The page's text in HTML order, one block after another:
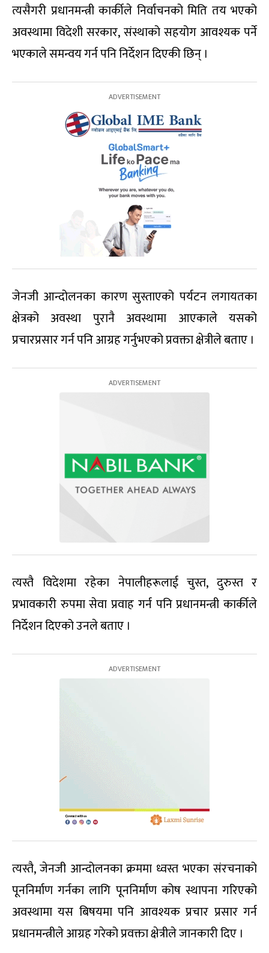
त्यसैगरी प्रधानमन्त्री कार्कीले निर्वाचनको मिति तय भएको
अवस्थामा विदेशी सरकार, संस्थाको सहयोग आवश्यक पर्ने
भएकाले समन्वय गर्न पनि निर्देशन दिएकी छिन् ।
जेनजी आन्दोलनका कारण सुस्ताएको पर्यटन लगायतका
क्षेत्रको अवस्था पुरानै अवस्थामा आएकाले यसको
प्रचारप्रसार गर्न पनि आग्रह गर्नुभएको प्रवक्ता क्षेत्रीले बताए ।
त्यस्तै विदेशमा रहेका नेपालीहरूलाई चुस्त, दुरुस्त र
प्रभावकारी रुपमा सेवा प्रवाह गर्न पनि प्रधानमन्त्री कार्कीले
निर्देशन दिएको उनले बताए ।
त्यस्तै, जेनजी आन्दोलनका क्रममा ध्वस्त भएका संरचनाको
पूननिर्माण गर्नका लागि पूननिर्माण कोष स्थापना गरिएको
अवस्थामा यस बिषयमा पनि आवश्यक प्रचार प्रसार गर्न
प्रधानमन्त्रीले आग्रह गरेको प्रवक्ता क्षेत्रीले जानकारी दिए ।